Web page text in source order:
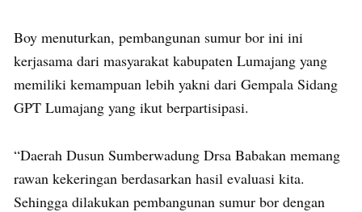
Boy menuturkan, pembangunan sumur bor ini ini
kerjasama dari masyarakat kabupaten Lumajang yang
memiliki kemampuan lebih yakni dari Gempala Sidang
GPT Lumajang yang ikut berpartisipasi.
“Daerah Dusun Sumberwadung Drsa Babakan memang
rawan kekeringan berdasarkan hasil evaluasi kita.
Sehingga dilakukan pembangunan sumur bor dengan